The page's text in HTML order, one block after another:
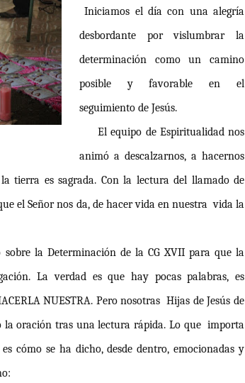
Iniciamos el día con una alegría
desbordante por vislumbrar la
determinación como un camino
posible y favorable en el
seguimiento de Jesús.
El equipo de Espiritualidad nos
animó a descalzarnos, a hacernos
tierra es sagrada. Con la lectura del llamado de
el Señor nos da, de hacer vida en nuestra vida la
la Determinación de la CG XVII para que la
La verdad es que hay pocas palabras, es
NUESTRA. Pero nosotras Hijas de Jesús de
la oración tras una lectura rápida. Lo que importa
cómo se ha dicho, desde dentro, emocionadas y